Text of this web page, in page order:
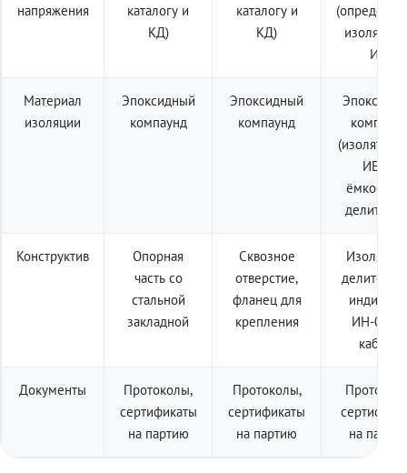
напряжения
каталогу и
КД)
каталогу и
КД)
ИЕ)
Материал
изоляции
Эпоксидный
компаунд
Эпоксидный
компаунд
компаунд
(изолятор
ИЕп с
Конструктив
Опорная
часть со
стальной
закладной
Сквозное
отверстие,
фланец для
крепления
Изолятор
ИН-001 +
кабель
Документы
Протоколы,
сертификаты
на партию
Протоколы,
сертификаты
на партию
на